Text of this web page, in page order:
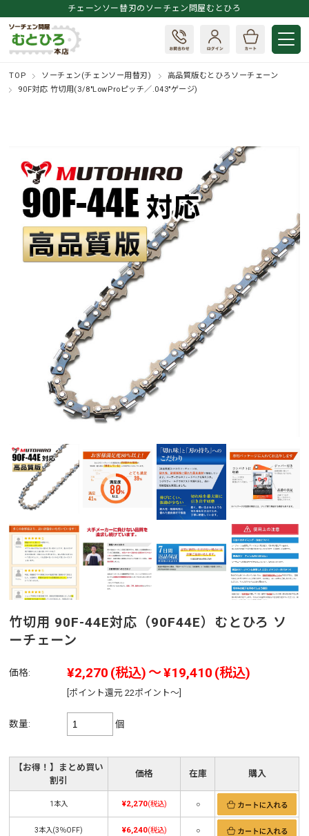
チェーンソー替刃のソーチェン問屋むとひろ
TOP ソーチェン(チェンソー用替刃)
高品質版むとひろソーチェーン
90F対応 竹切用(3/8"LowProピッチ／.043"ゲージ)
竹切用 90F-44E対応（90F44E）むとひろ ソ
ーチェーン
価格: ¥2,270 (税込) ～¥19,410 (税込)
[ポイント還元 22ポイント～]
数量: 個
【お得！】まとめ買い
割引
価格 在庫 購入
1本入 ¥2,270(税込) ○
3本入(3％OFF) ¥6,240(税込) ○